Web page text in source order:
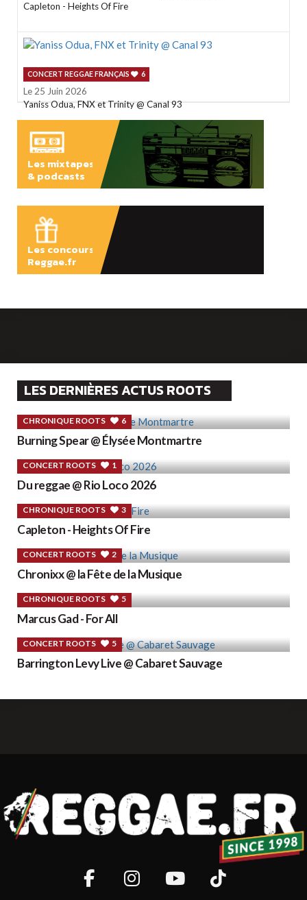
Capleton - Heights Of Fire
CONCERT REGGAE FRANÇAIS 6
Le 25 Juin 2026
Yaniss Odua, FNX et Trinity @ Canal 93
Les mixtapes
& podcasts
Les concours
Reggae.fr
LES DERNIÈRES ACTUS ROOTS
CHRONIQUE ROOTS 6
Burning Spear @ Élysée Montmartre
CONCERT ROOTS 1
Du reggae @ Rio Loco 2026
CHRONIQUE ROOTS 3
Capleton - Heights Of Fire
CONCERT ROOTS 2
Chronixx @ la Fête de la Musique
CHRONIQUE ROOTS 5
Marcus Gad - For All
CONCERT ROOTS 5
Barrington Levy Live @ Cabaret Sauvage